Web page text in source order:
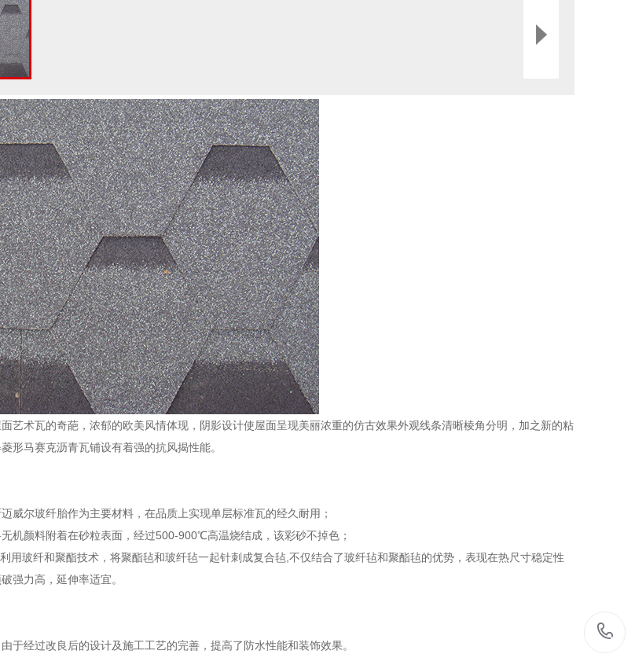
艺术瓦的奇葩，浓郁的欧美风情体现，阴影设计使屋面呈现美丽浓重的仿古效果外观线条清晰棱角分明，加之新的粘
形马赛克沥青瓦铺设有着强的抗风揭性能。
威尔玻纤胎作为主要材料，在品质上实现单层标准瓦的经久耐用；
机颜料附着在砂粒表面，经过500-900℃高温烧结成，该彩砂不掉色；
用玻纤和聚酯技术，将聚酯毡和玻纤毡一起针刺成复合毡,不仅结合了玻纤毡和聚酯毡的优势，表现在热尺寸稳定性
强力高，延伸率适宜。
于经过改良后的设计及施工工艺的完善，提高了防水性能和装饰效果。